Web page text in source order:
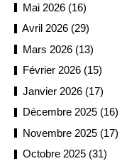
Mai 2026 (16)
Avril 2026 (29)
Mars 2026 (13)
Février 2026 (15)
Janvier 2026 (17)
Décembre 2025 (16)
Novembre 2025 (17)
Octobre 2025 (31)